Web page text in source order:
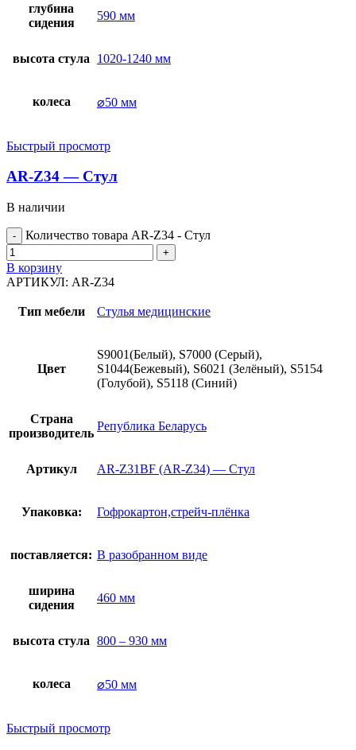
глубина
сидения
590 мм
высота стула 1020-1240 мм
колеса ⌀50 мм
Быстрый просмотр
AR-Z34 — Стул
В наличии
Количество товара AR-Z34 - Стул
В корзину
АРТИКУЛ: AR-Z34
Тип мебели Стулья медицинские
Цвет
S9001(Белый), S7000 (Серый),
S1044(Бежевый), S6021 (Зелёный), S5154
(Голубой), S5118 (Синий)
Страна
производитель
Република Беларусь
Артикул AR-Z31BF (AR-Z34) — Стул
Упаковка: Гофрокартон,стрейч-плёнка
поставляется: В разобранном виде
ширина
сидения
460 мм
высота стула 800 – 930 мм
колеса ⌀50 мм
Быстрый просмотр